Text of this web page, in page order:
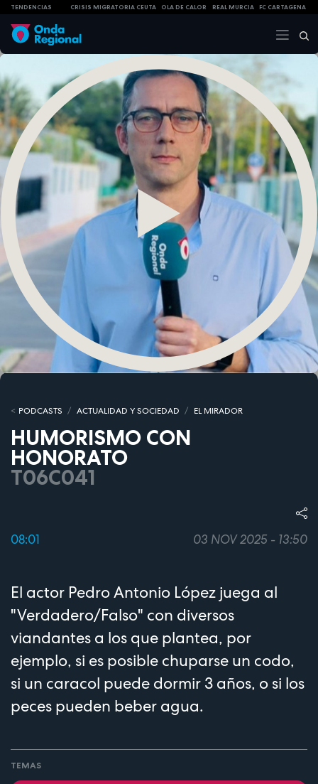
TENDENCIAS CRISIS MIGRATORIA CEUTA OLA DE CALOR REAL MURCIA FC CARTAGENA
PODCASTS ACTUALIDAD Y SOCIEDAD EL MIRADOR
HUMORISMO CON
HONORATO
T06C041
08:01 03 NOV 2025 - 13:50
El actor Pedro Antonio López juega al
"Verdadero/Falso" con diversos
viandantes a los que plantea, por
ejemplo, si es posible chuparse un codo,
si un caracol puede dormir 3 años, o si los
peces pueden beber agua.
TEMAS